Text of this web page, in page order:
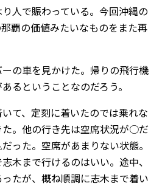
人で賑わっている。今回沖縄の
覇の価値みたいなものをまた再
の車を見かけた。帰りの飛行機
るということなのだろう。
て、定刻に着いたのでは乗れな
。他の行き先は空席状況が○だ
った。空席があまりない状態。
木まで行けるのはいい。途中、
たが、概ね順調に志木まで着い